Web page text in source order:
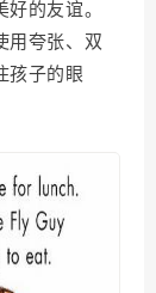
的友谊。
用夸张、双
孩子的眼